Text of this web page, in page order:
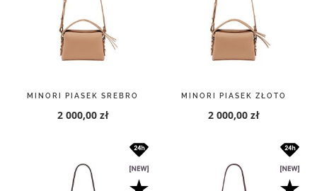
MINORI PIASEK SREBRO
2 000,00 zł
MINORI PIASEK ZŁOTO
2 000,00 zł